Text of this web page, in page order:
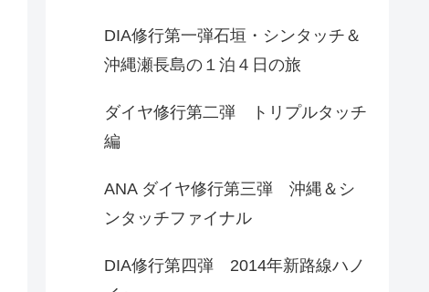
DIA修行第一弾石垣・シンタッチ＆
沖縄瀬長島の１泊４日の旅
ダイヤ修行第二弾 トリプルタッチ
編
ANA ダイヤ修行第三弾 沖縄＆シ
ンタッチファイナル
DIA修行第四弾 2014年新路線ハノ